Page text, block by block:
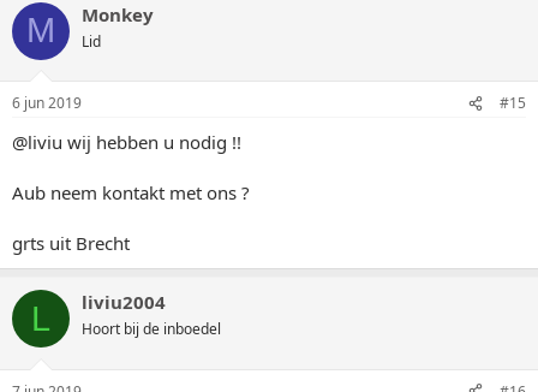
M Monkey
Lid
6 jun 2019 #15
@liviu wij hebben u nodig !!
Aub neem kontakt met ons ?
grts uit Brecht
L liviu2004
Hoort bij de inboedel